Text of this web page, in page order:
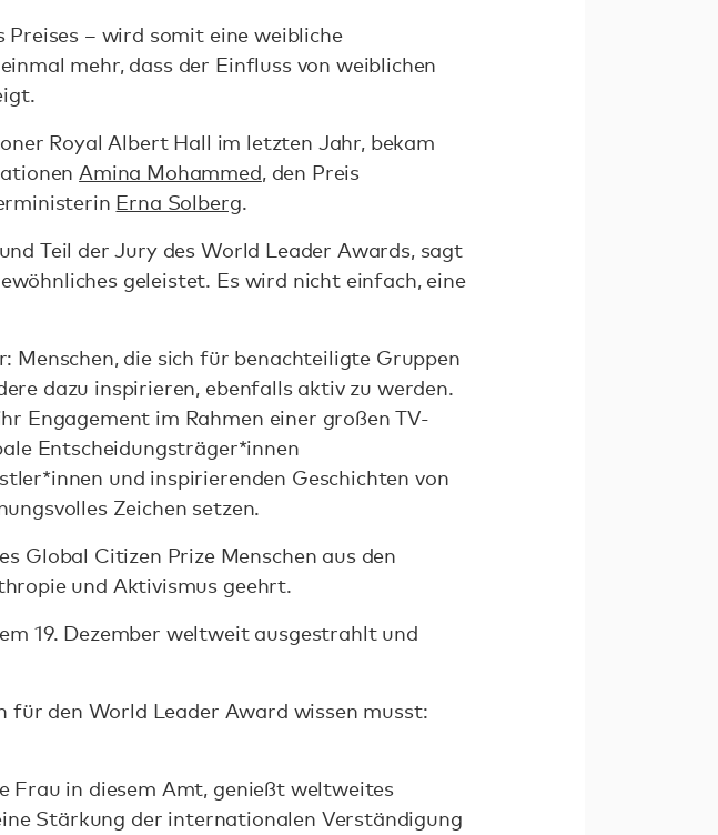
– wird somit eine weibliche
mehr, dass der Einfluss von weiblichen
Royal Albert Hall im letzten Jahr, bekam
Amina Mohammed, den Preis
Erna Solberg.
Teil der Jury des World Leader Awards, sagt
geleistet. Es wird nicht einfach, eine
Menschen, die sich für benachteiligte Gruppen
dazu inspirieren, ebenfalls aktiv zu werden.
Engagement im Rahmen einer großen TV-
Entscheidungsträger*innen
und inspirierenden Geschichten von
Zeichen setzen.
Global Citizen Prize Menschen aus den
und Aktivismus geehrt.
19. Dezember weltweit ausgestrahlt und
für den World Leader Award wissen musst:
Frau in diesem Amt, genießt weltweites
Stärkung der internationalen Verständigung